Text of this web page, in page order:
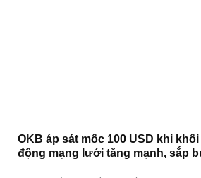
OKB áp sát mốc 100 USD khi
động mạng lưới tăng mạnh, sắp